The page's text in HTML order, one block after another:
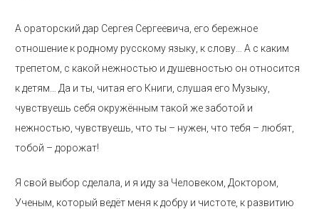
А ораторский дар Сергея Сергеевича, его бережное
отношение к родному русскому языку, к слову… А с каким
трепетом, с какой нежностью и душевностью он относится
к детям… Да и ты, читая его Книги, слушая его Музыку,
чувствуешь себя окружённым такой же заботой и
нежностью, чувствуешь, что ты – нужен, что тебя – любят,
тобой – дорожат!
Я свой выбор сделала, и я иду за Человеком, Доктором,
Ученым, который ведёт меня к добру и чистоте, к развитию